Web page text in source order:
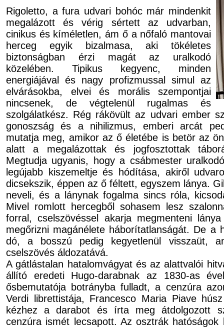
Rigoletto, a fura udvari bohóc már mindenkit
megalázott és vérig sértett az udvarban,
cinikus és kíméletlen, ám ő a nőfaló mantovai
herceg egyik bizalmasa, aki tökéletes
biztonságban érzi magát az uralkodó
közelében. Tipikus kegyenc, minden
energiájával és nagy profizmussal simul az
elvárásokba, elvei és morális szempontjai
nincsenek, de végtelenül rugalmas és
szolgálatkész. Rég rákövült az udvari ember
gonoszság és a nihilizmus, emberi arcát
mutatja meg, amikor az ő életébe is betör az
alatt a megalázottak és jogfosztottak
Megtudja ugyanis, hogy a csábmester
legújabb kiszemeltje és hódítása, akiről
dicsekszik, éppen az ő féltett, egyszem lánya.
neveli, és a lánynak fogalma sincs róla,
Mivel romlott hercegből sohasem lesz
forral, cselszövéssel akarja megmenteni
megőrizni magánélete háborítatlanságát. De a
dó, a bosszú pedig kegyetlenül visszaüt,
cselszövés áldozatává.
A gátlástalan hatalomvágyat és az alattvalói
állító eredeti Hugo-darabnak az 1830-as
ősbemutatója botrányba fulladt, a cenzúra
Verdi librettistája, Francesco Maria Piave
kézhez a darabot és írta meg átdolgozott
cenzúra ismét lecsapott. Az osztrák hatóságok